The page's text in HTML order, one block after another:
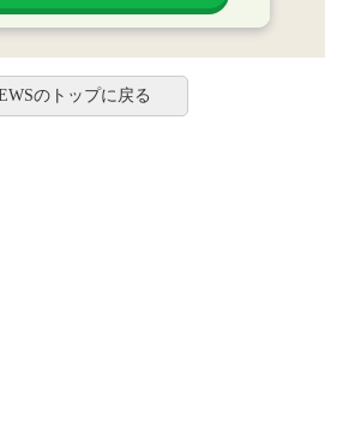
のトップに戻る